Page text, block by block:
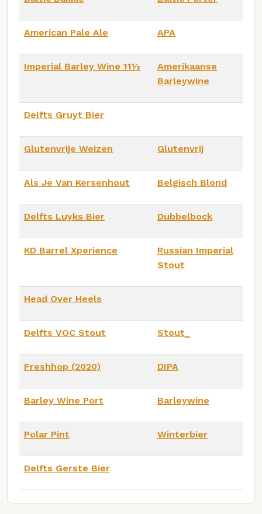
American Pale Ale APA
Imperial Barley Wine 11½
Amerikaanse
Barleywine
Delfts Gruyt Bier
Glutenvrije Weizen Glutenvrij
Als Je Van Kersenhout Belgisch Blond
Delfts Luyks Bier Dubbelbock
KD Barrel Xperience
Russian Imperial
Stout
Head Over Heels
Delfts VOC Stout Stout_
Freshhop (2020) DIPA
Barley Wine Port Barleywine
Polar Pint Winterbier
Delfts Gerste Bier